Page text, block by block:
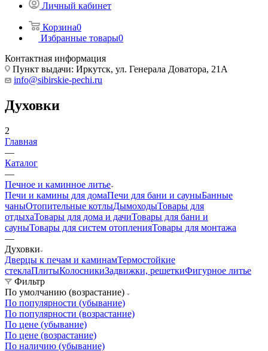
Личный кабинет
Корзина0
Избранные товары0
Контактная информация
Пункт выдачи: Иркутск, ул. Генерала Доватора, 21А
info@sibirskie-pechi.ru
Духовки
2
Главная
—
Каталог
—
Печное и каминное литье
Печи и камины для домаПечи для бани и сауныБанные
чаныОтопительные котлыДымоходыТовары для
отдыхаТовары для дома и дачиТовары для бани и
сауныТовары для систем отопленияТовары для монтажа
—
Духовки
Дверцы к печам и каминамТермостойкие
стеклаПлитыКолосникиЗадвижки, решеткиФигурное литье
Фильтр
По умолчанию (возрастание)
По популярности (убывание)
По популярности (возрастание)
По цене (убывание)
По цене (возрастание)
По наличию (убывание)